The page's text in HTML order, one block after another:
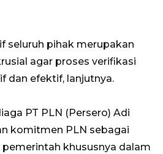
seluruh pihak merupakan
agar proses verifikasi
dan efektif, lanjutnya.
PT PLN (Persero) Adi
komitmen PLN sebagai
khususnya dalam